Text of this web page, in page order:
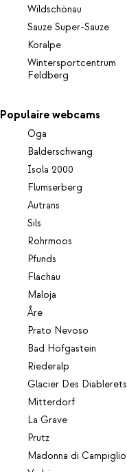
Wildschönau
Sauze Super-Sauze
Koralpe
Wintersportcentrum
Feldberg
Populaire webcams
Oga
Balderschwang
Isola 2000
Flumserberg
Autrans
Sils
Rohrmoos
Pfunds
Flachau
Maloja
Åre
Prato Nevoso
Bad Hofgastein
Riederalp
Glacier Des Diablerets
Mitterdorf
La Grave
Prutz
Madonna di Campiglio